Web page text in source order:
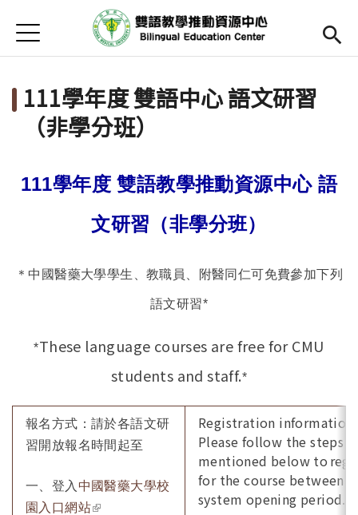
首頁
Open submenu (關於中心)
關於中心
最新消息
Open submenu (教師專區)
教師專區
Open submenu (學生專區)
學生專區
Open submenu (語文研習與活動)
語文研習與活動
(link is external)
Jump to Navigation
Jump to Main content
111學年度 雙語中心 語文研習
（非學分班）
111學年度 雙語教學推動資源中心 語
文研習（非學分班）
＊中國醫藥大學學生、教職員、附醫同仁可免費參加下列
語文研習*
*These language courses are free for CMU
students and staff.*
報名方式：請於各語文研
習開放報名時間起至
一、登入 中國醫藥大學校
園入口網站(link is external)
Registration information
Please follow the steps
mentioned below to
for the course between
system opening period.